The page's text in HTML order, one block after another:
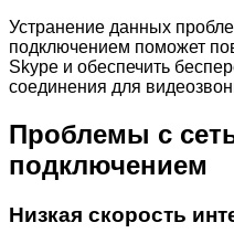
Устранение данных
подключением поможет
Skype и обеспечить
соединения для
Проблемы с
подключением
Низкая скорость